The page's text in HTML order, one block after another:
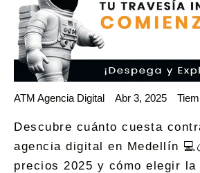
ATM Agencia Digital Abr 3, 2025
Descubre cuánto cuesta
agencia digital en Medellín
precios 2025 y cómo elegir la